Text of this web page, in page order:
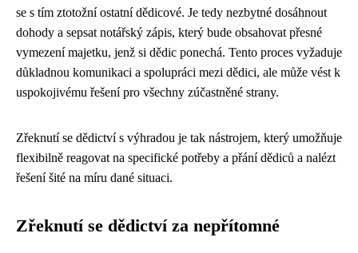
se s tím ztotožní ostatní dědicové. Je tedy nezbytné dosáhnout
dohody a sepsat notářský zápis, který bude obsahovat přesné
vymezení majetku, jenž si dědic ponechá. Tento proces vyžaduje
důkladnou komunikaci a spolupráci mezi dědici, ale může vést k
uspokojivému řešení pro všechny zúčastněné strany.
Zřeknutí se dědictví s výhradou je tak nástrojem, který umožňuje
flexibilně reagovat na specifické potřeby a přání dědiců a nalézt
řešení šité na míru dané situaci.
Zřeknutí se dědictví za nepřítomné